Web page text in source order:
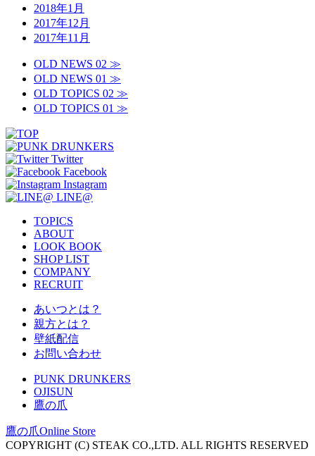
2018年1月
2017年12月
2017年11月
OLD NEWS 02 ≫
OLD NEWS 01 ≫
OLD TOPICS 02 ≫
OLD TOPICS 01 ≫
Twitter
Facebook
Instagram
LINE@
TOPICS
ABOUT
LOOK BOOK
SHOP LIST
COMPANY
RECRUIT
あいつとは？
親方とは？
壁紙配信
お問い合わせ
PUNK DRUNKERS
OJISUN
鷹の爪
鷹の爪Online Store
COPYRIGHT (C) STEAK CO.,LTD. ALL RIGHTS RESERVED